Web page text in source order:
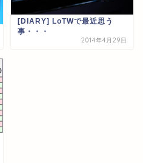
[DIARY] LoTWで最近思う
事・・・
2014年4月29日